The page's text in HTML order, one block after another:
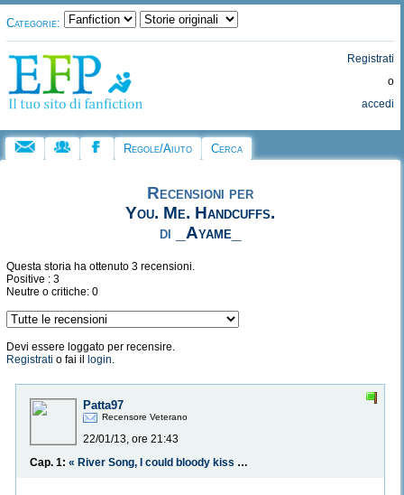
Categorie:
Registrati
o
accedi
Regole/Aiuto Cerca
Recensioni per
You. Me. Handcuffs.
di
_Ayame_
Questa storia ha ottenuto 3 recensioni.
Positive : 3
Neutre o critiche: 0
Devi essere loggato per recensire.
Registrati o fai il login.
Patta97
Recensore Veterano
22/01/13, ore 21:43
Cap. 1:
« River Song, I could bloody kiss you! »